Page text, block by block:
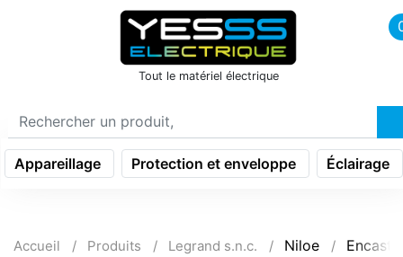
icon menu burger
Tout le matériel électrique
Appareillage Protection et enveloppe Éclairage
Accueil Produits Legrand s.n.c. Niloe